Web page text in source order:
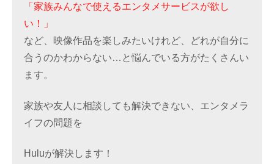
「家族みんなで使えるエンタメサービスが欲し
い！」
など、映像作品を楽しみたいけれど、どれが自分に
合うのかわからない…と悩んでいる方がたくさんい
ます。
家族や友人に相談しても解決できない、エンタメラ
イフの問題を
Huluが解決します！